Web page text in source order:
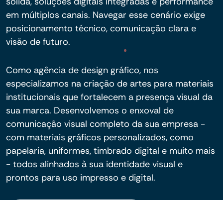
em múltiplos canais. Navegar esse cenário exige
posicionamento técnico, comunicação clara e
visão de futuro.
Como agência de design gráfico, nos
especializamos na criação de artes para materiais
institucionais que fortalecem a presença visual da
sua marca. Desenvolvemos o enxoval de
comunicação visual completo da sua empresa -
com materiais gráficos personalizados, como
papelaria, uniformes, timbrado digital e muito mais
- todos alinhados à sua identidade visual e
prontos para uso impresso e digital.